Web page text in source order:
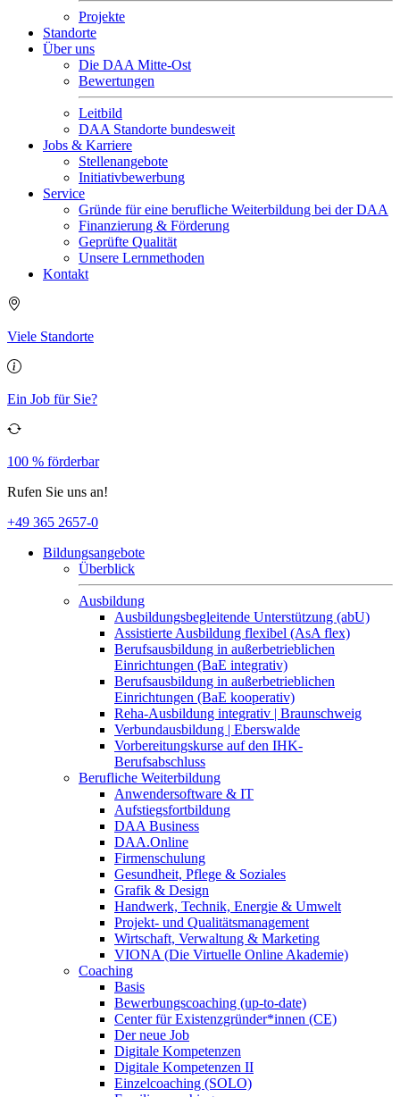
Projekte
Standorte
Über uns
Die DAA Mitte-Ost
Bewertungen
Leitbild
DAA Standorte bundesweit
Jobs & Karriere
Stellenangebote
Initiativbewerbung
Service
Gründe für eine berufliche Weiterbildung bei der DAA
Finanzierung & Förderung
Geprüfte Qualität
Unsere Lernmethoden
Kontakt
Viele Standorte
Ein Job für Sie?
100 % förderbar
Rufen Sie uns an!
+49 365 2657-0
Bildungsangebote
Überblick
Ausbildung
Ausbildungsbegleitende Unterstützung (abU)
Assistierte Ausbildung flexibel (AsA flex)
Berufsausbildung in außerbetrieblichen
Einrichtungen (BaE integrativ)
Berufsausbildung in außerbetrieblichen
Einrichtungen (BaE kooperativ)
Reha-Ausbildung integrativ | Braunschweig
Verbundausbildung | Eberswalde
Vorbereitungskurse auf den IHK-
Berufsabschluss
Berufliche Weiterbildung
Anwendersoftware & IT
Aufstiegsfortbildung
DAA Business
DAA.Online
Firmenschulung
Gesundheit, Pflege & Soziales
Grafik & Design
Handwerk, Technik, Energie & Umwelt
Projekt- und Qualitätsmanagement
Wirtschaft, Verwaltung & Marketing
VIONA (Die Virtuelle Online Akademie)
Coaching
Basis
Bewerbungscoaching (up-to-date)
Center für Existenzgründer*innen (CE)
Der neue Job
Digitale Kompetenzen
Digitale Kompetenzen II
Einzelcoaching (SOLO)